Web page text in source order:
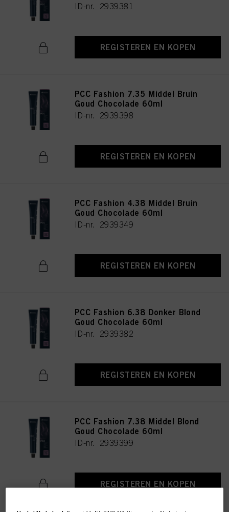
ID-nr. 2939381
REGISTEREN EN KOPEN
PCC Fashion 7.35 Middel Bruin
Goud Chocolade 60ml
ID-nr. 2939398
REGISTEREN EN KOPEN
PCC Fashion 4.38 Middel Bruin
Goud Chocolade 60ml
ID-nr. 2939349
REGISTEREN EN KOPEN
PCC Fashion 6.38 Donker Blond
Goud Chocolade 60ml
ID-nr. 2939382
REGISTEREN EN KOPEN
PCC Fashion 7.38 Middel Blond
Goud Chocolade 60ml
ID-nr. 2939399
REGISTEREN EN KOPEN